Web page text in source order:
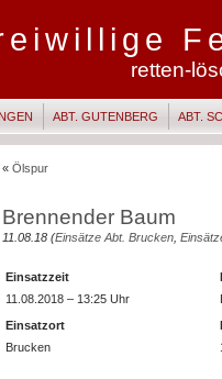
retten-
ABT. GUTENBERG ABT.
« Ölspur
Brennender Baum
11.08.18 (Einsätze Abt. Brucken,
Einsatzzeit
11.08.2018 – 13:25 Uhr
Einsatzort
Brucken